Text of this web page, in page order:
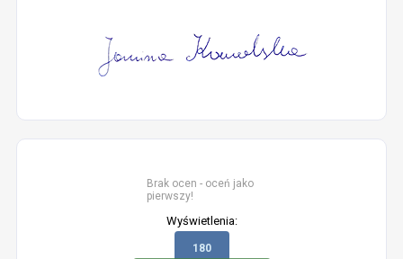
Brak ocen - oceń jako
pierwszy!
Wyświetlenia:
180